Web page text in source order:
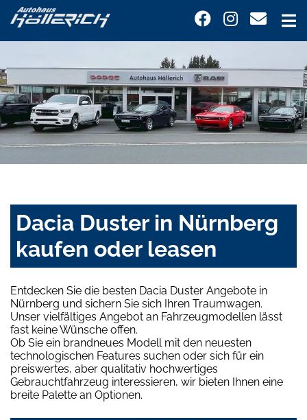
Dacia Duster in Nürnberg
kaufen oder leasen
Entdecken Sie die besten Dacia Duster Angebote in
Nürnberg und sichern Sie sich Ihren Traumwagen.
Unser vielfältiges Angebot an Fahrzeugmodellen lässt
fast keine Wünsche offen.
Ob Sie ein brandneues Modell mit den neuesten
technologischen Features suchen oder sich für ein
preiswertes, aber qualitativ hochwertiges
Gebrauchtfahrzeug interessieren, wir bieten Ihnen eine
breite Palette an Optionen.